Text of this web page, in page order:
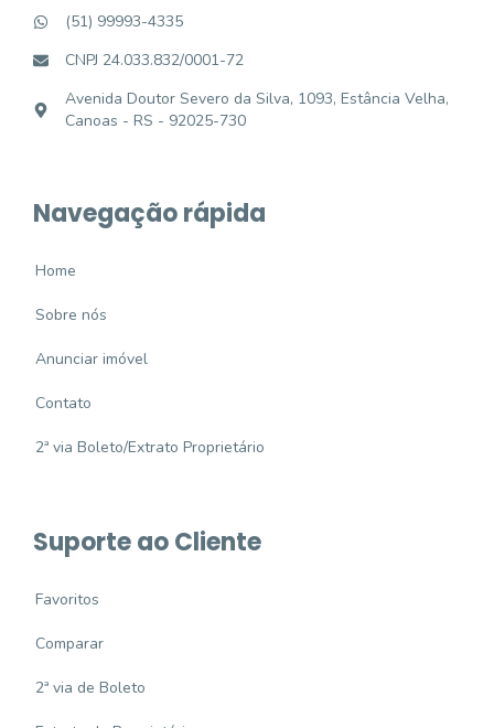
(51) 99993-4335
CNPJ 24.033.832/0001-72
Avenida Doutor Severo da Silva, 1093, Estância Velha,
Canoas - RS - 92025-730
Navegação rápida
Home
Sobre nós
Anunciar imóvel
Contato
2ª via Boleto/Extrato Proprietário
Suporte ao Cliente
Favoritos
Comparar
2ª via de Boleto